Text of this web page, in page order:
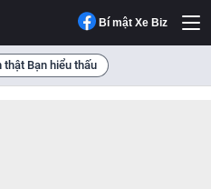
Bí mật Xe Biz
thật Bạn hiểu thấu